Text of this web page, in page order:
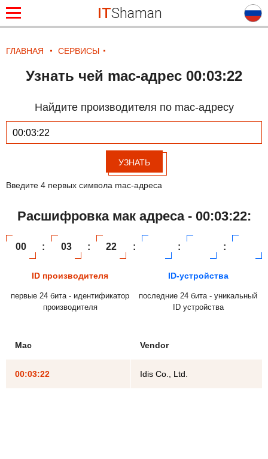
ITShaman
ГЛАВНАЯ СЕРВИСЫ
Узнать чей mac-адрес 00:03:22
Найдите производителя по mac-адресу
УЗНАТЬ
Введите 4 первых символа mac-адреса
Расшифровка мак адреса - 00:03:22:
00 : 03 : 22 : : :
ID производителя
первые 24 бита - идентификатор
производителя
ID-устройства
последние 24 бита - уникальный
ID устройства
Mac Vendor
00:03:22 Idis Co., Ltd.